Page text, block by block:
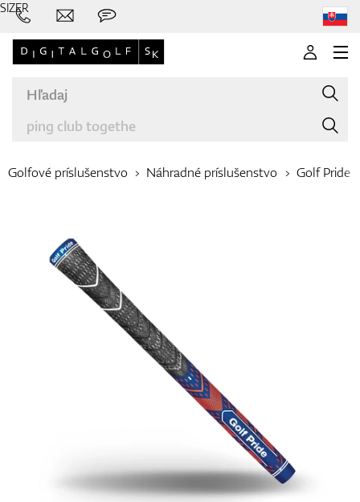
Oblečenie
Golfové príslušenstvo Náhradné príslušenstvo Golf Pride
SIZER